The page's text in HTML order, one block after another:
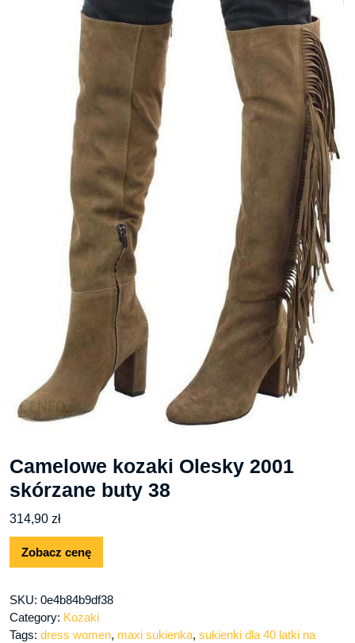
Camelowe kozaki Olesky 2001
skórzane buty 38
314,90 zł
Zobacz cenę
SKU: 0e4b84b9df38
Category: Kozaki
Tags: dress women, maxi sukienka, sukienki dla 40 latki na